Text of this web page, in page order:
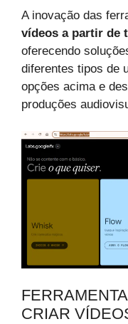
A inovação das
vídeos a partir de
oferecendo
diferentes tipos de
opções acima e
produções
CRIAR